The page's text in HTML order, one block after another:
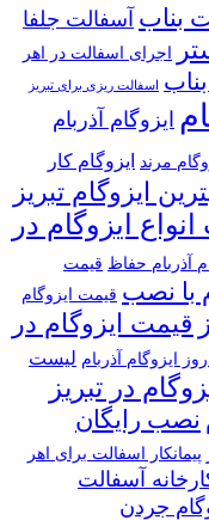
بناب آسفالت جلفا
اجرای اسفالت در اهر
اسفالت ریزی برای تبریز
ایزوگام آذربام
مرند ایزوگام کار
ایزوگام تبریز
ایزوگام در
آذربام حفاظ قیمت
با نصب قیمت ایزوگام
قیمت ایزوگام در
ایزوگام آذربام لیست
در تبریز
نصب رایگان
پیمانکار اسفالت برای اهر
آسفالت
جردن